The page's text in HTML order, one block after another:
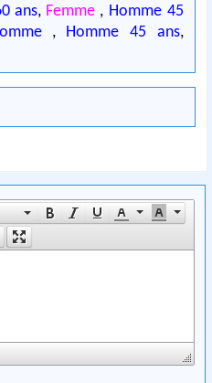
ans, Femme , Homme 45
, Homme 45 ans,